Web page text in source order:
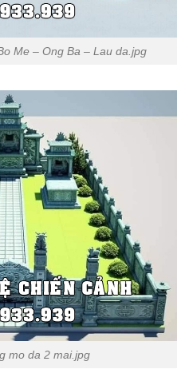
Me – Ong Ba – Lau da.jpg
mo da 2 mai.jpg